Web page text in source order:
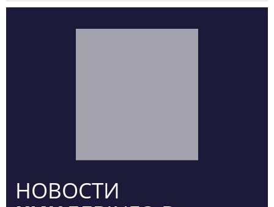
НОВОСТИ